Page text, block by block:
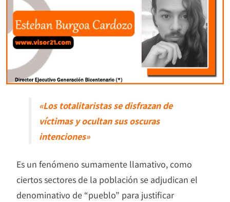
«Los totalitaristas se disfrazan de
víctimas y ocultan sus oscuras
intenciones»
Es un fenómeno sumamente llamativo, como
ciertos sectores de la población se adjudican el
denominativo de “pueblo” para justificar